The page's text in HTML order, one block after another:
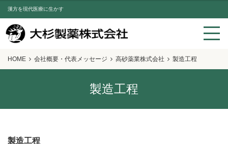
漢方を現代医療に生かす
HOME 会社概要・代表メッセージ 高砂薬業株式会社 製造工程
製造工程
製造工程